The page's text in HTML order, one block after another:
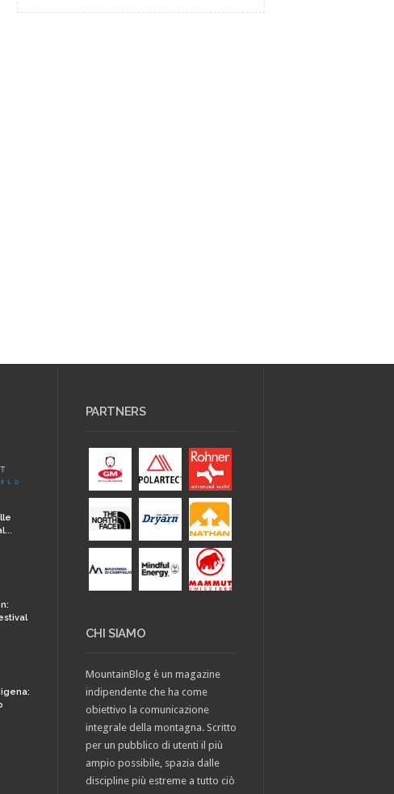
PARTNERS
CHI SIAMO
MountainBlog è un magazine
indipendente che ha come
obiettivo la comunicazione
integrale della montagna. Scritto
per un pubblico di utenti il più
ampio possibile, spazia dalle
discipline più estreme a tutto ciò